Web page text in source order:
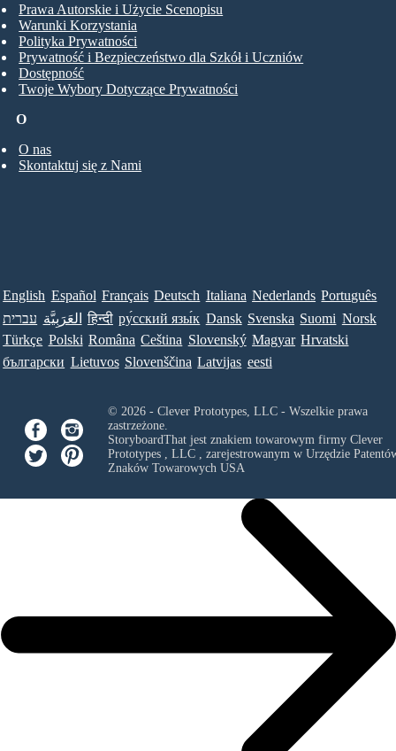
O
O nas
Skontaktuj się z Nami
Prawa Autorskie i Użycie Scenopisu
Warunki Korzystania
Polityka Prywatności
Prywatność i Bezpieczeństwo dla Szkół i Uczniów
Dostępność
Twoje Wybory Dotyczące Prywatności
English Español Français Deutsch Italiana Nederlands Português
עברית العَرَبِيَّة हिन्दी ру́сский язы́к Dansk Svenska Suomi Norsk
Türkçe Polski Româna Ceština Slovenský Magyar Hrvatski
български Lietuvos Slovenščina Latvijas eesti
© 2026 - Clever Prototypes, LLC - Wszelkie prawa
zastrzeżone.
StoryboardThat jest znakiem towarowym firmy Clever
Prototypes , LLC, zarejestrowanym w Urzędzie
Znaków Towarowych USA